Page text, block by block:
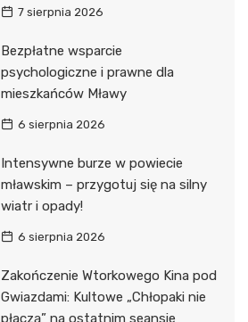
7 sierpnia 2026
Bezpłatne wsparcie
psychologiczne i prawne dla
mieszkańców Mławy
6 sierpnia 2026
Intensywne burze w powiecie
mławskim – przygotuj się na silny
wiatr i opady!
6 sierpnia 2026
Zakończenie Wtorkowego Kina pod
Gwiazdami: Kultowe „Chłopaki nie
płaczą” na ostatnim seansie